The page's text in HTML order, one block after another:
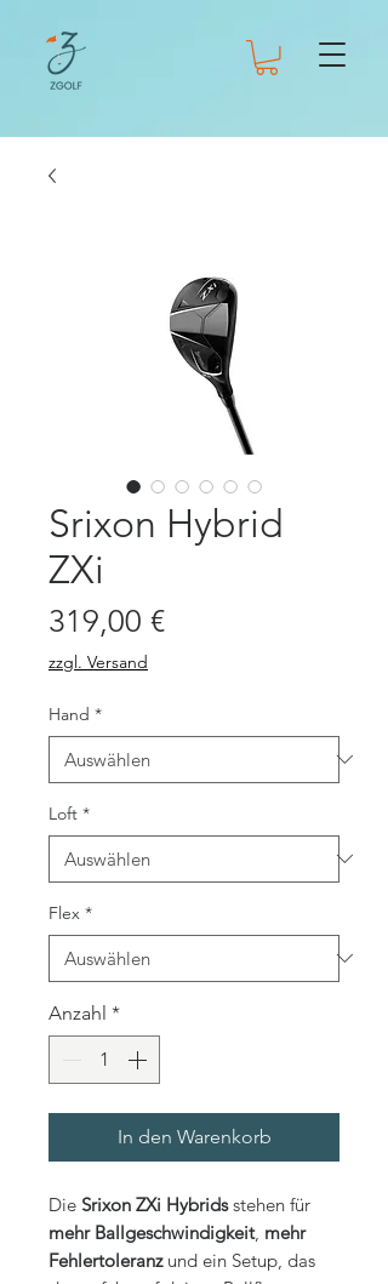
Srixon Hybrid
ZXi
319,00 €Preis
zzgl. Versand
Hand *
Loft *
Flex *
Anzahl *
In den Warenkorb
Die Srixon ZXi Hybridsstehen für
mehr Ballgeschwindigkeit, mehr
Fehlertoleranzund ein Setup, das